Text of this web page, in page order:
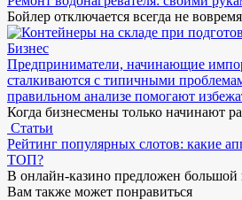
Бойлер отключается всегда не
Бизнес
Предприниматели, начинающие
сталкиваются с типичными
правильном анализе помогают
Когда бизнесмены только начинают
Статьи
Рейтинг популярных слотов: какие
ТОП?
В онлайн-казино предложен большой
Вам также может понравиться